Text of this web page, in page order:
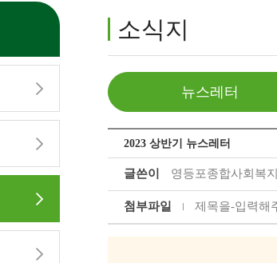
소식지
뉴스레터
2023 상반기 뉴스레터
글쓴이 영등포종합사회복
첨부파일 제목을-입력해